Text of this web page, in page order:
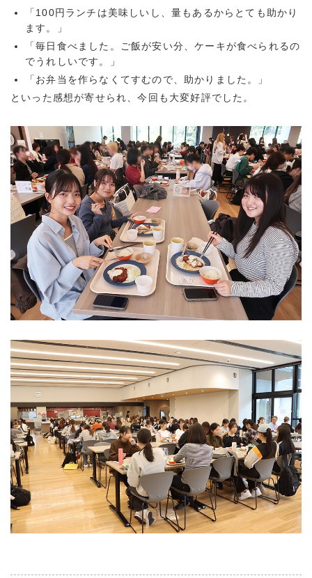
「100円ランチは美味しいし、量もあるからとても助かり
ます。」
「毎日食べました。ご飯が安い分、ケーキが食べられるの
でうれしいです。」
「お弁当を作らなくてすむので、助かりました。」
といった感想が寄せられ、今回も大変好評でした。